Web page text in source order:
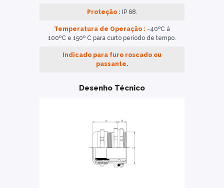
Proteção : IP 68.
Temperatura de Operação : -40ºC à
100ºC e 150º C para curto período de tempo.
Indicado para furo roscado ou
passante.
Desenho Técnico